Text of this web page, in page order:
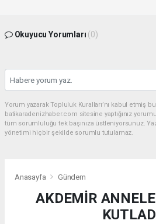
Okuyucu Yorumları (0)
Yorum yazarak Topluluk Kuralları’nı kabul etmiş
batikaradenizhaber.com sitesine yaptığınız
tüm sorumluluğu tek başınıza üstleniyorsunuz.
yönetimi hiçbir şekilde sorumlu tutulamaz.
Anasayfa Gündem
AKDEMİR